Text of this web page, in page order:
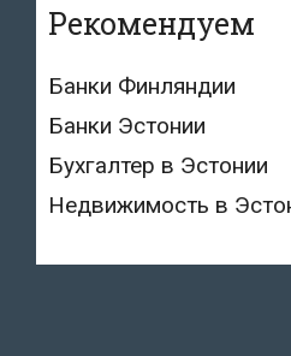
Рекомендуем
Банки Финляндии
Банки Эстонии
Бухгалтер в Эстонии
Недвижимость в